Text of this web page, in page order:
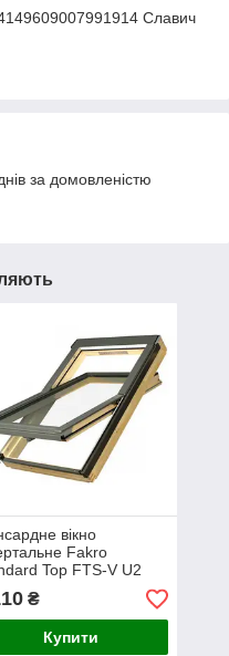
Славич
за домовленістю
вікно
Fakro
Top FTS-V U2
₴
Купити